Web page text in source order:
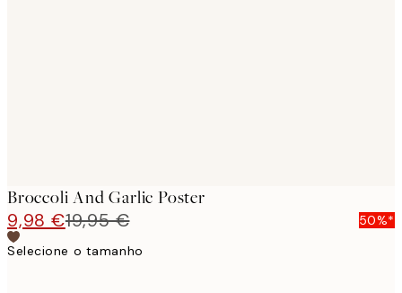
Broccoli And Garlic Poster
9,98 €19,95 €
50%*
Selecione o tamanho